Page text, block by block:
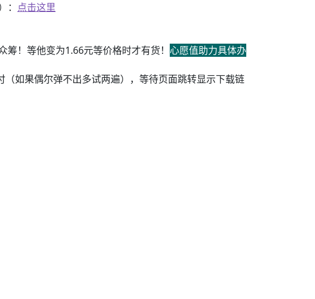
： 点击这里
！等他变为1.66元等价格时才有货！ 心愿值助力具体办
（如果偶尔弹不出多试两遍），等待页面跳转显示下载链